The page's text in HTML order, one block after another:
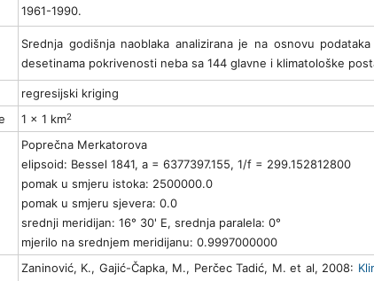
1961-1990.
Srednja godišnja naoblaka analizirana je na osnovu
desetinama pokrivenosti neba sa 144 glavne i klimatološke
regresijski kriging
1 x 1 km2
Poprečna Merkatorova
elipsoid: Bessel 1841, a = 6377397.155, 1/f = 299.152812800
pomak u smjeru istoka: 2500000.0
pomak u smjeru sjevera: 0.0
srednji meridijan: 16° 30' E, srednja paralela: 0°
mjerilo na srednjem meridijanu: 0.9997000000
Zaninović, K., Gajić-Čapka, M., Perčec Tadić, M. et al, 2008: